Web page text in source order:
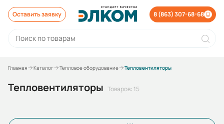
Оставить заявку 8 (863) 307-68-68
Главная Каталог Тепловое оборудование Тепловентиляторы
Тепловентиляторы Товаров: 15